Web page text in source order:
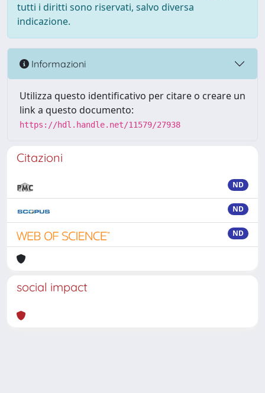
tutti i diritti sono riservati, salvo diversa
indicazione.
Informazioni
Utilizza questo identificativo per citare o creare un
link a questo documento:
https://hdl.handle.net/11579/27938
Citazioni
ND
ND
ND
social impact